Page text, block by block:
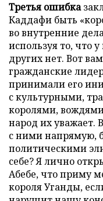
Третья ошибка
Каддафи быть
во внутренние
используя то, что
других нет. Вот
гражданские
принимали его
с культурными,
королями,
народ их уважает.
с ними напрямую,
политическими
себе? Я лично
Абебе, что приму
короля Уганды,